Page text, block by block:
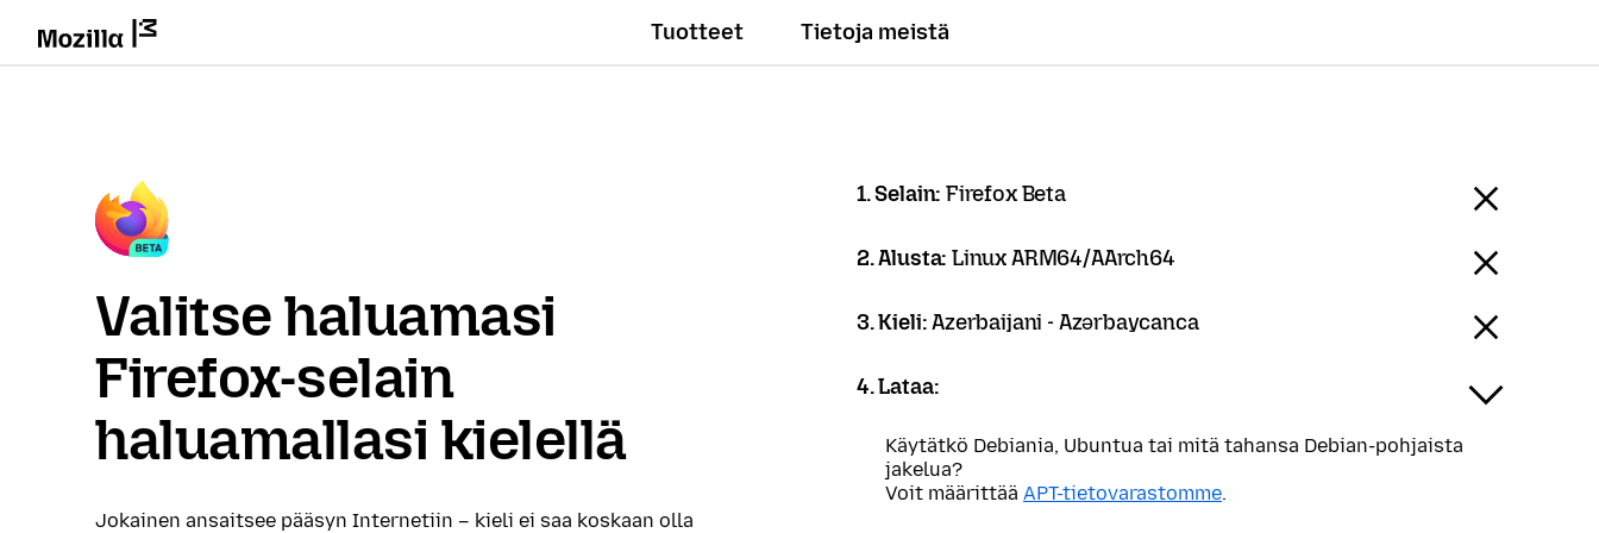
Tuotteet Tietoja meistä
Valitse haluamasi
Firefox-selain
haluamallasi kielellä
Jokainen ansaitsee pääsyn Internetiin – kieli ei saa koskaan olla
1. Selain:Firefox Beta
2. Alusta:Linux ARM64/AArch64
3. Kieli:Azerbaijani - Azərbaycanca
4. Lataa:
Käytätkö Debiania, Ubuntua tai mitä tahansa Debian-pohjaista
jakelua?
Voit määrittää APT-tietovarastomme.